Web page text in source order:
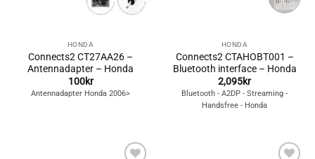
HONDA
Connects2 CT27AA26 –
Antennadapter – Honda
100kr
Antennadapter Honda 2006>
HONDA
Connects2 CTAHOBT001 –
Bluetooth interface – Honda
2,095kr
Bluetooth - A2DP - Streaming -
Handsfree - Honda